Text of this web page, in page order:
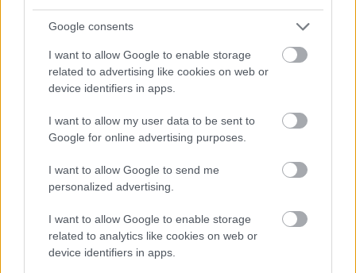
Google consents
I want to allow Google to enable storage
related to advertising like cookies on web or
device identifiers in apps.
I want to allow my user data to be sent to
Google for online advertising purposes.
I want to allow Google to send me
personalized advertising.
I want to allow Google to enable storage
related to analytics like cookies on web or
device identifiers in apps.
Taposs, taposs!
szinhazhu•2003. október 10.